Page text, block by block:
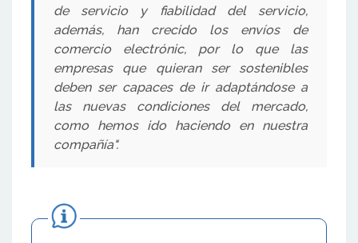
de servicio y fiabilidad del servicio,
además, han crecido los envíos de
comercio electrónic, por lo que las
empresas que quieran ser sostenibles
deben ser capaces de ir adaptándose a
las nuevas condiciones del mercado,
como hemos ido haciendo en nuestra
compañía".